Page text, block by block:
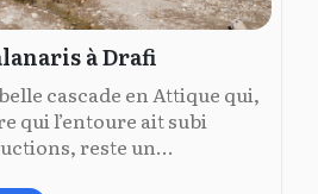
à Drafi
cascade en Attique qui,
qui l’entoure ait subi
reste un...